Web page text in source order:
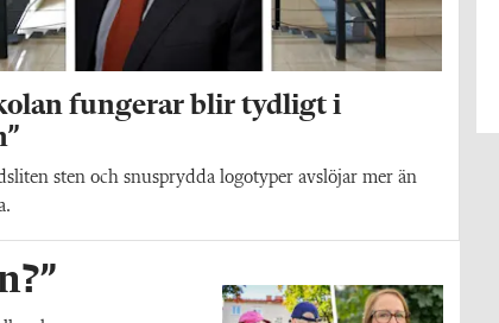
fungerar blir tydligt i
sten och snusprydda logotyper avslöjar mer än